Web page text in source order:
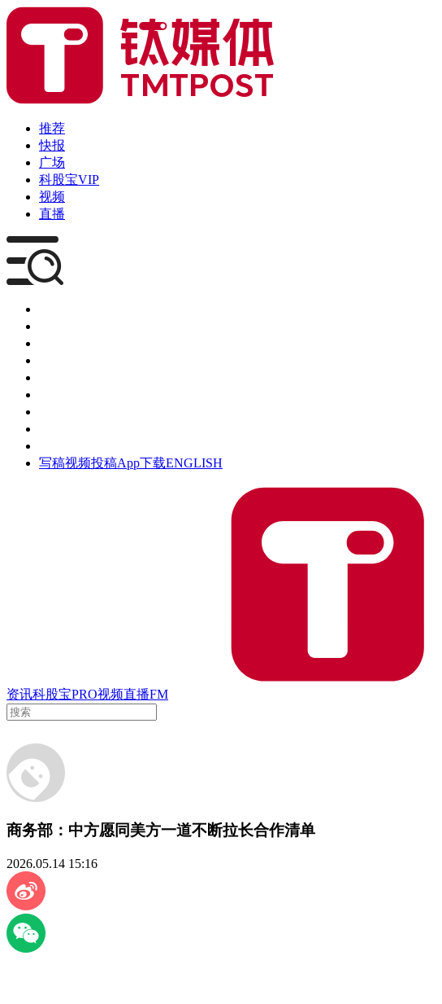
推荐
快报
广场
科股宝VIP
视频
直播
写稿视频投稿App下载ENGLISH
资讯科股宝PRO视频直播FM
商务部：中方愿同美方一道不断拉长合作清单
2026.05.14 15:16